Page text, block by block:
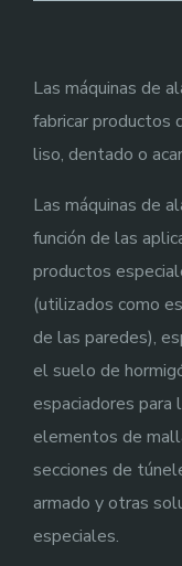
Las máquinas de
fabricar productos
liso, dentado o
Las máquinas de
función de las
productos
(utilizados como
de las paredes),
el suelo de
espaciadores
elementos de
secciones de
armado y otras
especiales.